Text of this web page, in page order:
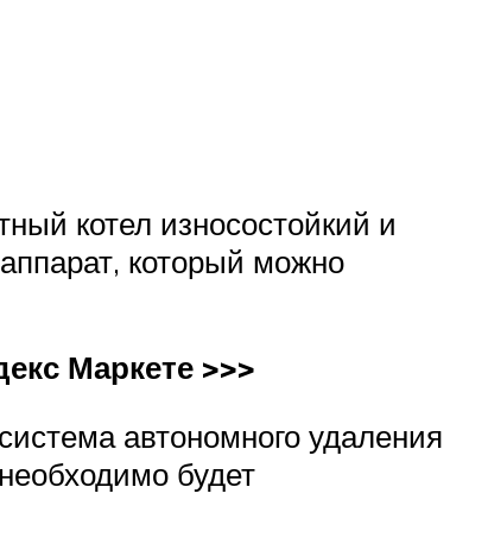
котел износостойкий и
который можно
Маркете >>>
автономного удаления
будет